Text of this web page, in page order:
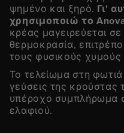
ψημένο και ξηρό. Γι'
χρησιμοποιώ το
κρέας μαγειρεύεται
θερμοκρασία,
τους φυσικούς χυμούς
Το τελείωμα στη φωτιά
γεύσεις της
υπέροχο συμπλήρωμα
ελαφιού.